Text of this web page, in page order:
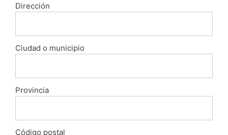
Dirección
Ciudad o municipio
Provincia
Código postal